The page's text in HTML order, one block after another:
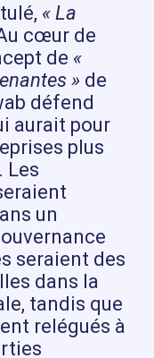
« La
cœur de
de «
» de
défend
aurait pour
plus
Les
un
seraient des
dans la
tandis que
relégués à